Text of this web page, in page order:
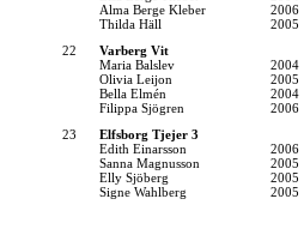
Alma Berge Kleber
2006
Thilda Häll
2005
22
Varberg Vit
Maria Balslev
2004
Olivia Leijon
2005
Bella Elmén
2004
Filippa Sjögren
2006
23
Elfsborg Tjejer 3
Edith Einarsson
2006
Sanna Magnusson
2005
Elly Sjöberg
2005
Signe Wahlberg
2005